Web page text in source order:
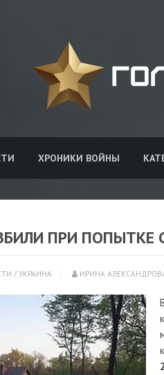
ХРОНИКИ ВОЙНЫ
ПРИ ПОПЫТКЕ
/ УКРАИНА ИРИНА